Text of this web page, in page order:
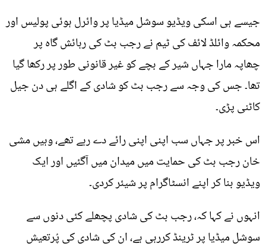
جیسے ہی اسکی ویڈیو سوشل میڈیا پر وائرل ہوئی پولیس اور
محکمہ وائلڈ لائف کی ٹیم نے رجب بٹ کی رہائش گاہ پر
چھاپہ مارا جہاں شیر کے بچے کو غیر قانونی طور پر رکھا گیا
تھا۔ جس کی وجہ سے رجب بٹ کو شادی کے اگلے ہی دن جیل
کاٹنی پڑی۔
اس خبر پر جہاں سب اپنی اپنی رائے دے رہے تھے، وہیں مشی
خان رجب بٹ کی حمایت میں میدان میں آگئیں اور ایک
ویڈیو بنا کر اپنے انسٹاگرام پر شیئر کردی۔
انہوں نے کہا کہ، رجب بٹ کی شادی پچھلے کئی دنوں سے
سوشل میڈیا پر ٹرینڈ کررہی ہے، ان کی شادی کی پُرتعیش